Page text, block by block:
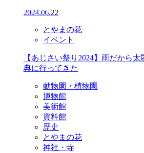
2024.06.22
とやまの花
イベント
【あじさい祭り2024】雨だから
典に行ってきた
動物園・植物園
博物館
美術館
資料館
歴史
とやまの花
神社・寺